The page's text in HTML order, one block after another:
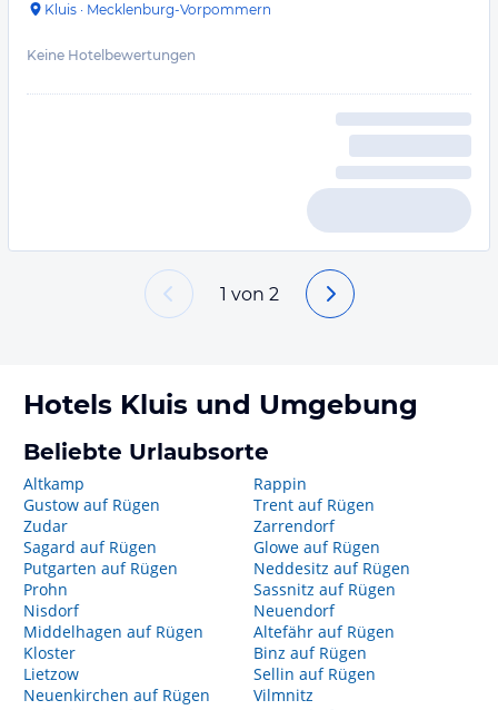
Kluis · Mecklenburg-Vorpommern
Keine Hotelbewertungen
1 von 2
Hotels Kluis und Umgebung
Beliebte Urlaubsorte
Altkamp
Gustow auf Rügen
Zudar
Sagard auf Rügen
Putgarten auf Rügen
Prohn
Nisdorf
Middelhagen auf Rügen
Kloster
Lietzow
Neuenkirchen auf Rügen
Rappin
Trent auf Rügen
Zarrendorf
Glowe auf Rügen
Neddesitz auf Rügen
Sassnitz auf Rügen
Neuendorf
Altefähr auf Rügen
Binz auf Rügen
Sellin auf Rügen
Vilmnitz